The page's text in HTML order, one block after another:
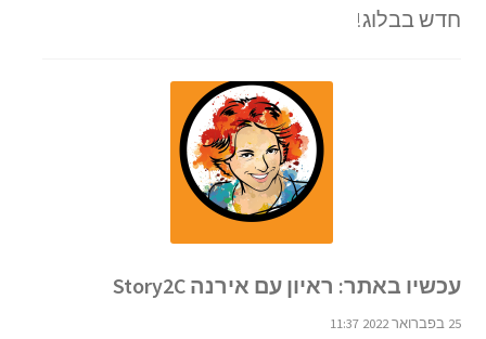
חדש בבלוג!
עכשיו באתר: ראיון עם אירנה Story2C
25 בפברואר 2022 11:37